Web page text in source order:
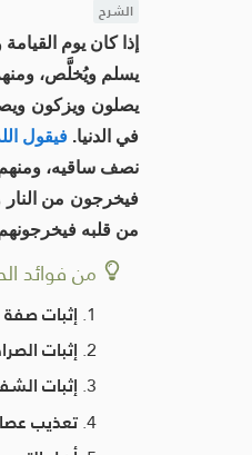
الشرح
إذا كان يوم
يسلم ويُخلَّص،
يصلون ويزكون
في الدنيا. فيقول
نصف ساقيه، ومنهم
فيخرجون من النار
من قلبه
من فوائد
إثبات
إثبات
إثبات
تعذيب